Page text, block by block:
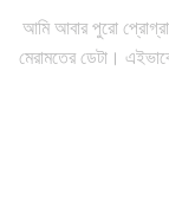
আমি আবার পুরো
মেরামতের ডেটা।